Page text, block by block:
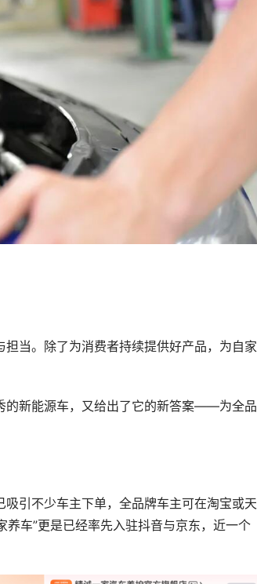
当。除了为消费者持续提供好产品，为自家
的新能源车，又给出了它的新答案——为全品
引不少车主下单，全品牌车主可在淘宝或天
养车”更是已经率先入驻抖音与京东，近一个